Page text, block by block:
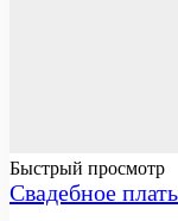
Быстрый просмотр
Свадебное